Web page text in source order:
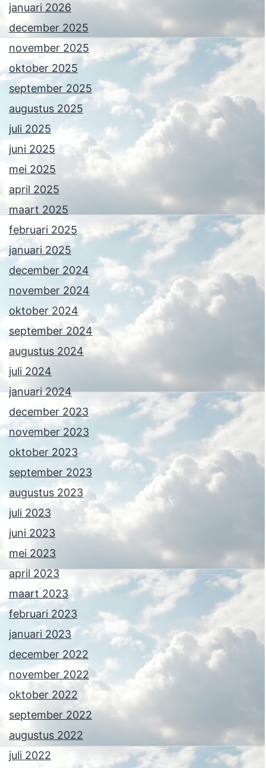
januari 2026
december 2025
november 2025
oktober 2025
september 2025
augustus 2025
juli 2025
juni 2025
mei 2025
april 2025
maart 2025
februari 2025
januari 2025
december 2024
november 2024
oktober 2024
september 2024
augustus 2024
juli 2024
januari 2024
december 2023
november 2023
oktober 2023
september 2023
augustus 2023
juli 2023
juni 2023
mei 2023
april 2023
maart 2023
februari 2023
januari 2023
december 2022
november 2022
oktober 2022
september 2022
augustus 2022
juli 2022